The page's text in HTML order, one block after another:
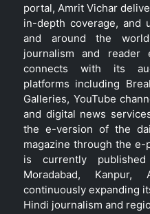
portal, Amrit Vichar
in-depth coverage, and
and around the
journalism and reader
connects with its
platforms including
Galleries, YouTube
and digital news
the e-version of the
magazine through the
is currently
Moradabad, Kanpur,
continuously expanding
Hindi journalism and